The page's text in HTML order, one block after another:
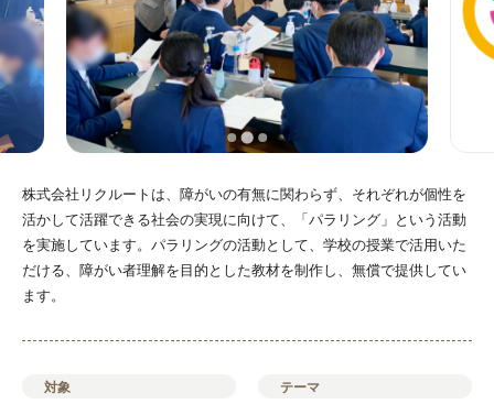
株式会社リクルートは、障がいの有無に関わらず、それぞれが個性を
活かして活躍できる社会の実現に向けて、「パラリング」という活動
を実施しています。パラリングの活動として、学校の授業で活用いた
だける、障がい者理解を目的とした教材を制作し、無償で提供してい
ます。
対象 テーマ